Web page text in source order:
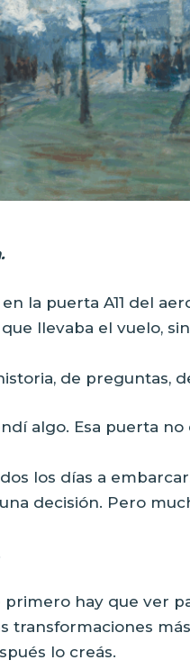
la puerta A11 del
llevaba el vuelo,
de preguntas,
algo. Esa puerta no
los días a
decisión. Pero
primero hay que ver
transformaciones
lo creás.